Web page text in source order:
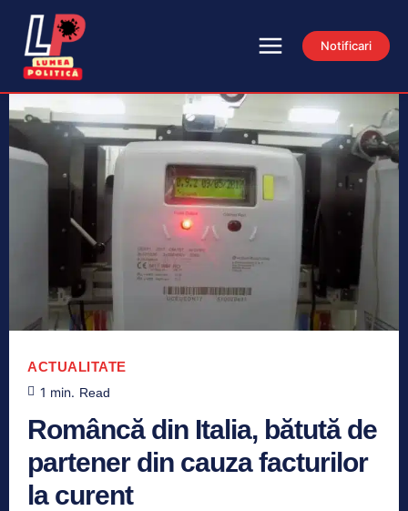
Notificari
ACTUALITATE
1 min. Read
Româncă din Italia, bătută de
partener din cauza facturilor
la curent